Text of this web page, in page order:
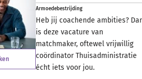
Armoedebestrijding
Heb jij coachende ambities?
is deze vacature van
matchmaker, oftewel vrijwillig
coördinator Thuisadministratie
écht iets voor jou.